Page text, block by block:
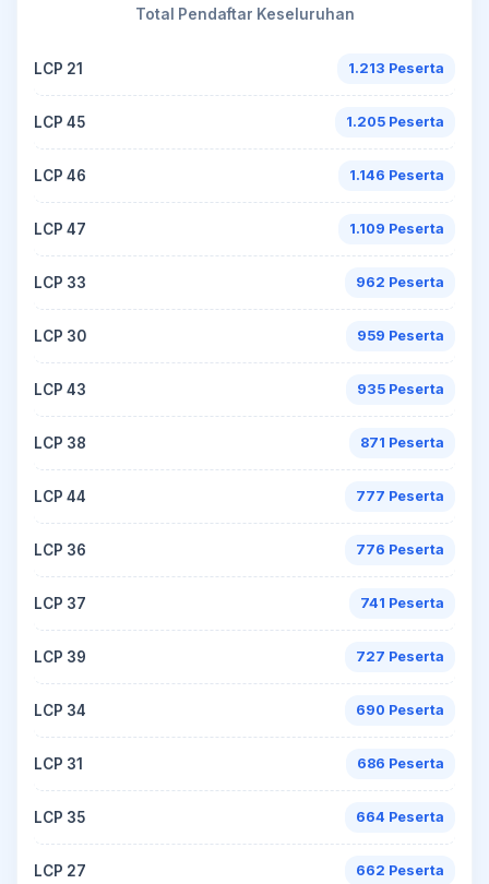
Total Pendaftar Keseluruhan
LCP 21 1.213 Peserta
LCP 45 1.205 Peserta
LCP 46 1.146 Peserta
LCP 47 1.109 Peserta
LCP 33 962 Peserta
LCP 30 959 Peserta
LCP 43 935 Peserta
LCP 38 871 Peserta
LCP 44 777 Peserta
LCP 36 776 Peserta
LCP 37 741 Peserta
LCP 39 727 Peserta
LCP 34 690 Peserta
LCP 31 686 Peserta
LCP 35 664 Peserta
LCP 27 662 Peserta